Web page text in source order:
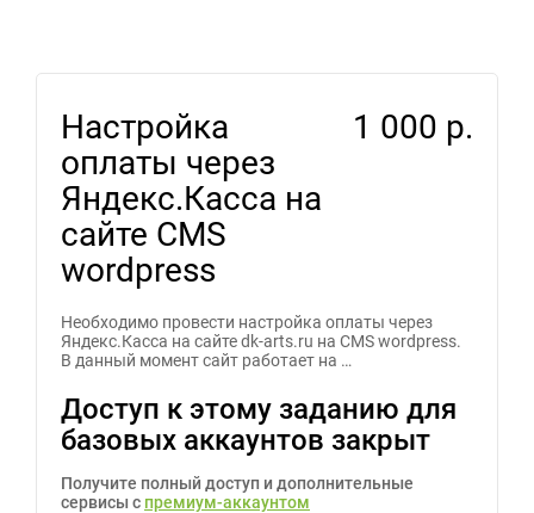
Настройка
оплаты через
Яндекс.Касса на
сайте CMS
wordpress
1 000 р.
Необходимо провести настройка оплаты через
Яндекс.Касса на сайте dk-arts.ru на CMS wordpress.
В данный момент сайт работает на …
Доступ к этому заданию для
базовых аккаунтов закрыт
Получите полный доступ и дополнительные
сервисы с премиум-аккаунтом